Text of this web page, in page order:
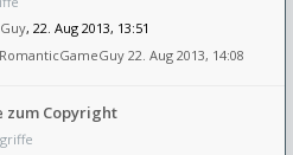
, 22. Aug 2013, 13:51
22. Aug 2013, 14:08
zum Copyright